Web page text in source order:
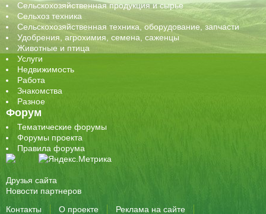
Сельскохозяйственная продукция и сырье
Сельхоз техника
Сельскохозяйственная техника, оборудование, запчасти
Удобрения, агрохимия, семена, саженцы
Животные и птица
Услуги
Недвижимость
Работа
Знакомства
Разное
Форум
Тематические форумы
Форумы проекта
Правила форума
Друзья сайта
Новости партнеров
Контакты
О проекте Реклама на сайте